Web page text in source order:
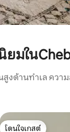
มใน
งด้านทำเล ควา
โดนใจเกสต์